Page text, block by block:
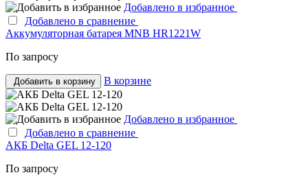
Добавлено в избранное
Добавлено в сравнение
Аккумуляторная батарея MNB HR1221W
По запросу
Добавить в корзину В корзине
Добавлено в избранное
Добавлено в сравнение
АКБ Delta GEL 12-120
По запросу